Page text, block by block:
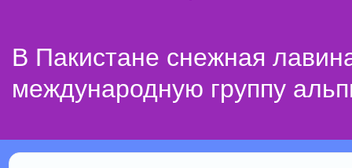
В Пакистане снежная
международную группу